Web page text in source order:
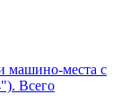
машино-места с
Всего